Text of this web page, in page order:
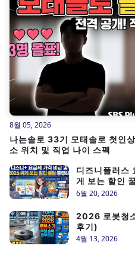
나는솔로 33기 모태솔로 첫인
소 위치 및 직업 나이 스펙
8월 05, 2026
디즈니플러스
게 보는 할인
6월 20, 2026
2026 로봇청
후기)
4월 13, 2026